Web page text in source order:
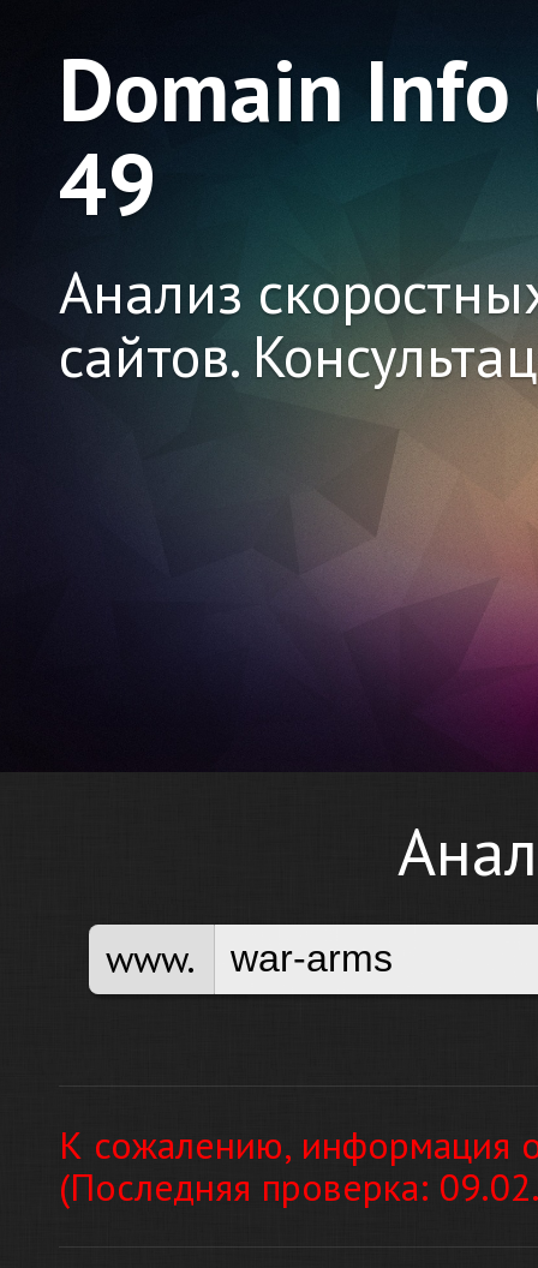
Domain
49
Анализ
сайтов.
www.
К сожалению, информация
(Последняя проверка: